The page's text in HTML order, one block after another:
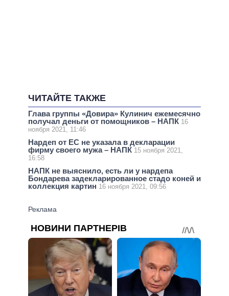
ЧИТАЙТЕ ТАКЖЕ
Глава группы «Довира» Кулинич ежемесячно
получал деньги от помощников – НАПК 16
ноября 2021, 11:46
Нардеп от ЕС не указала в декларации
фирму своего мужа – НАПК 15 ноября 2021,
16:58
НАПК не выяснило, есть ли у нардепа
Бондарева задекларированное стадо коней и
коллекция картин 16 ноября 2021, 09:56